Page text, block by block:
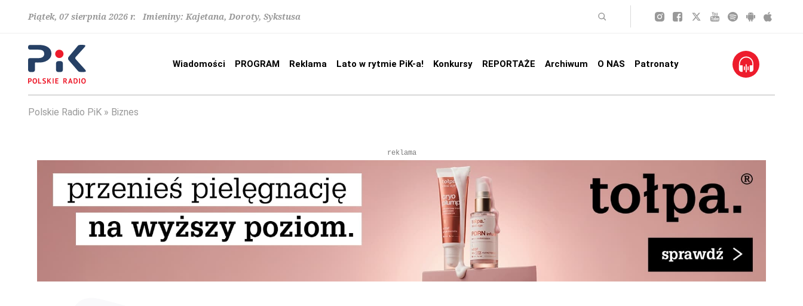
Piątek, 07 sierpnia 2026 r. Imieniny: Kajetana, Doroty, Sykstusa
Wiadomości PROGRAM Reklama Lato w rytmie PiK-a! Konkursy REPORTAŻE Archiwum O NAS Patronaty
Polskie Radio PiK Biznes
reklama